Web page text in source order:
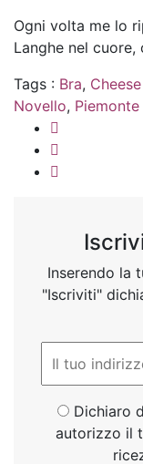
Ogni volta me lo
Langhe nel
Tags : Bra,
Novello, Piemonte
Inserendo la
"Iscriviti"
Dichiaro
autorizzo il